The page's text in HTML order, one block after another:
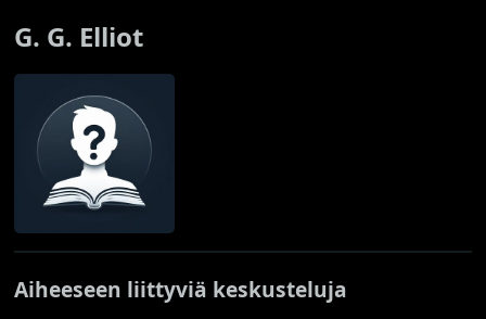
G. G. Elliot
Aiheeseen liittyviä keskusteluja